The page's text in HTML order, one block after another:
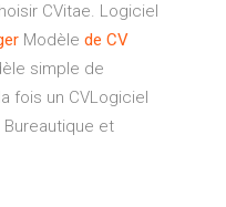
CVitae. Logiciel
Modèle de CV
simple de
fois un CVLogiciel
et